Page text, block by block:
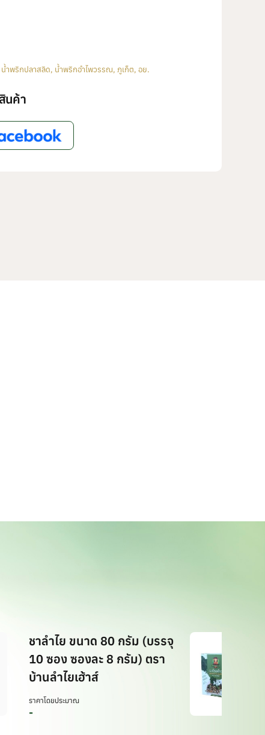
น้ำพริกปลาสลิด, น้ำพริกอำไพวรรณ, ภูเก็ต, อย.
นค้า
ชาลำไย ขนาด 80 กรัม (บรรจุ
10 ซอง ซองละ 8 กรัม) ตรา
บ้านลำไยเฮ้าส์
ราคาโดยประมาณ